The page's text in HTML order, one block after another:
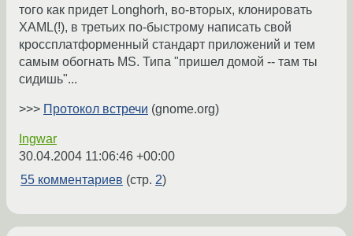
того как придет Longhorh, во-вторых, клонировать
XAML(!), в третьих по-быстрому написать свой
кроссплатформенный стандарт приложений и тем
самым обогнать MS. Типа "пришел домой -- там ты
сидишь"...
>>> Протокол встречи (gnome.org)
Ingwar
30.04.2004 11:06:46 +00:00
55 комментариев (стр. 2)